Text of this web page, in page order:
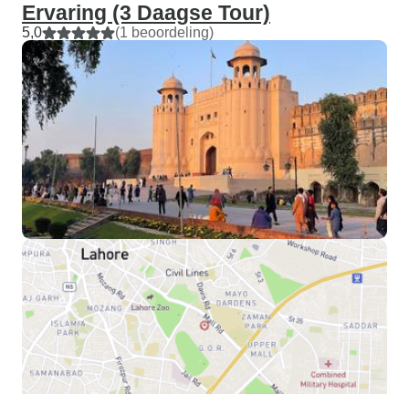
Ervaring (3 Daagse Tour)
5,0 (1 beoordeling)